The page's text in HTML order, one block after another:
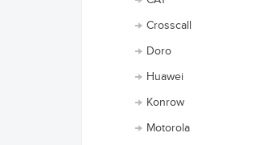
Crosscall
Doro
Huawei
Konrow
Motorola